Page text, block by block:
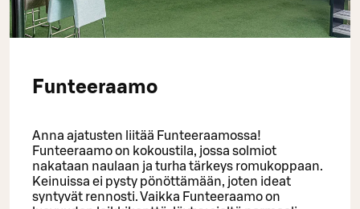
Funteeraamo
Anna ajatusten liitää Funteeraamossa!
Funteeraamo on kokoustila, jossa solmiot
nakataan naulaan ja turha tärkeys romukoppaan.
Keinuissa ei pysty pönöttämään, joten ideat
syntyvät rennosti. Vaikka Funteeraamo on